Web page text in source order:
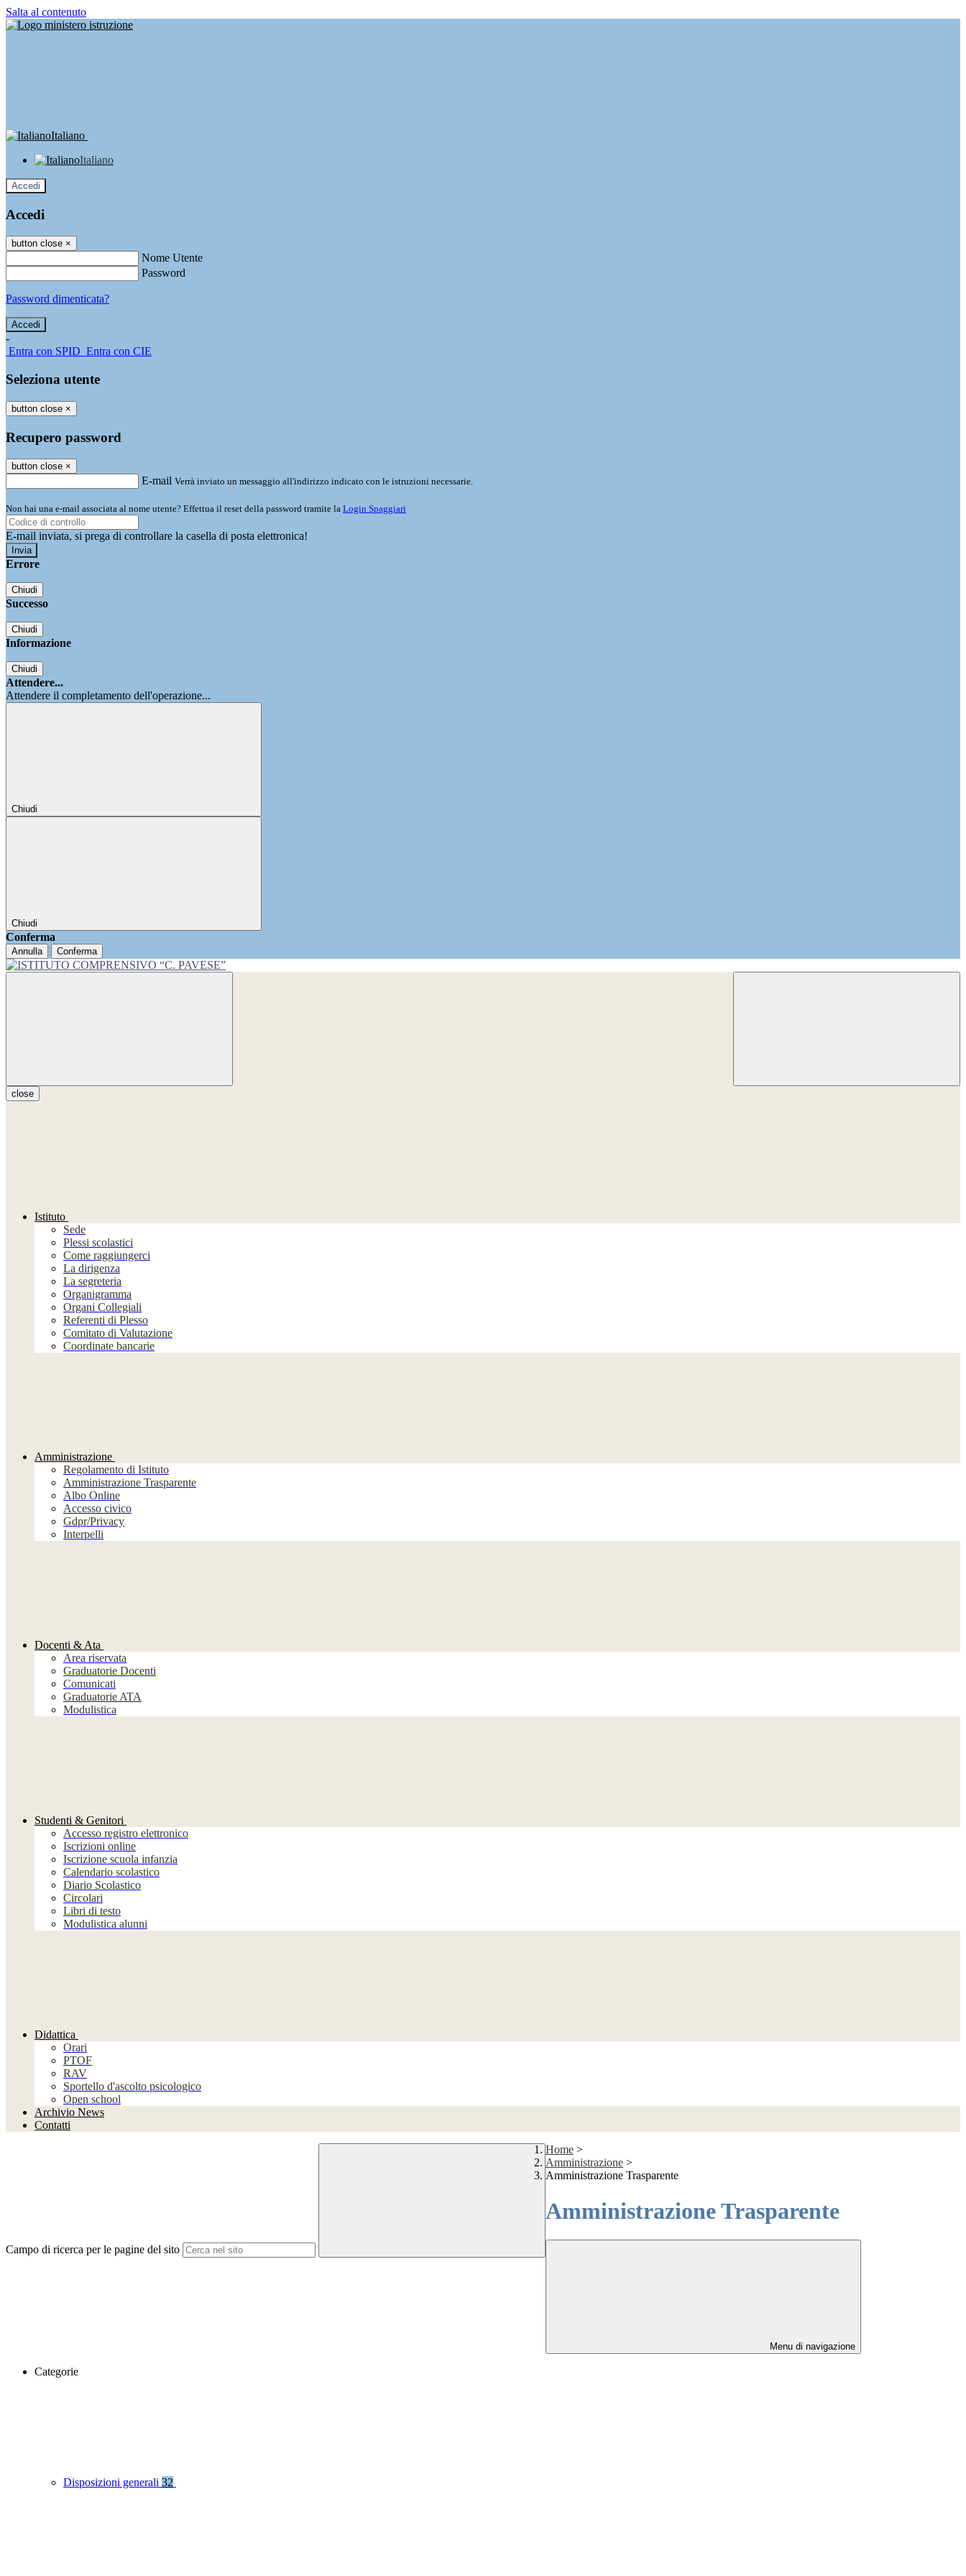
Salta al contenuto
Italiano
Italiano
Accedi
Accedi
button close ×
Nome Utente
Password
Password dimenticata?
-
Entra con SPID Entra con CIE
Seleziona utente
button close ×
Recupero password
button close ×
E-mail Verrà inviato un messaggio all'indirizzo indicato con le istruzioni necessarie.
Non hai una e-mail associata al nome utente? Effettua il reset della password tramite la Login Spaggiari
E-mail inviata, si prega di controllare la casella di posta elettronica!
Errore
Chiudi
Successo
Chiudi
Informazione
Chiudi
Attendere...
Attendere il completamento dell'operazione...
Chiudi
Chiudi
Conferma
Annulla Conferma
close
Istituto
Sede
Plessi scolastici
Come raggiungerci
La dirigenza
La segreteria
Organigramma
Organi Collegiali
Referenti di Plesso
Comitato di Valutazione
Coordinate bancarie
Amministrazione
Regolamento di Istituto
Amministrazione Trasparente
Albo Online
Accesso civico
Gdpr/Privacy
Interpelli
Docenti & Ata
Area riservata
Graduatorie Docenti
Comunicati
Graduatorie ATA
Modulistica
Studenti & Genitori
Accesso registro elettronico
Iscrizioni online
Iscrizione scuola infanzia
Calendario scolastico
Diario Scolastico
Circolari
Libri di testo
Modulistica alunni
Didattica
Orari
PTOF
RAV
Sportello d'ascolto psicologico
Open school
Archivio News
Contatti
Campo di ricerca per le pagine del sito
Home >
Amministrazione >
Amministrazione Trasparente
Amministrazione Trasparente
Menu di navigazione
Categorie
Disposizioni generali 32